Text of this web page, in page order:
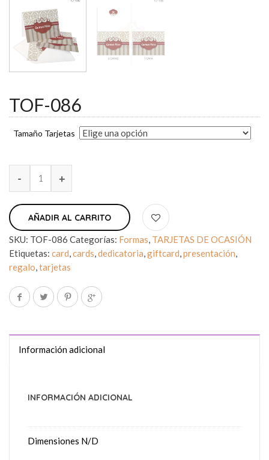
TOF-086
Tamaño Tarjetas
AÑADIR AL CARRITO
SKU: TOF-086 Categorías: Formas, TARJETAS DE OCASIÓN
Etiquetas: card,cards,dedicatoria,giftcard,presentación,
regalo,tarjetas
Información adicional
INFORMACIÓN ADICIONAL
Dimensiones N/D